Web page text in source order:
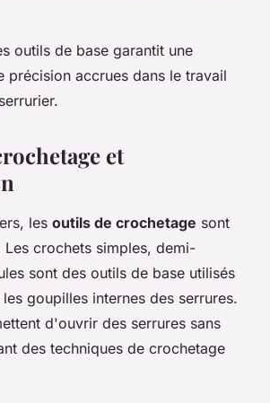
outils de base garantit une
précision accrues dans le travail
et
les outils de crochetage sont
Les crochets simples, demi-
sont des outils de base utilisés
goupilles internes des serrures.
d'ouvrir des serrures sans
des techniques de crochetage